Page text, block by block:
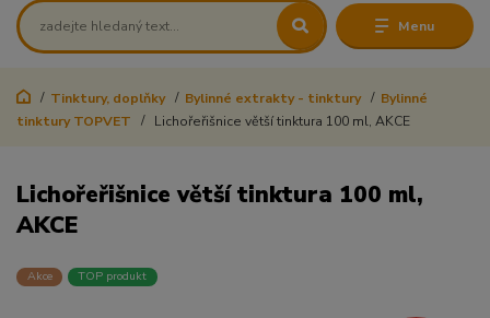
Menu
Tinktury, doplňky Bylinné extrakty - tinktury
Bylinné
tinktury TOPVET
Lichořeřišnice větší tinktura 100 ml, AKCE
Lichořeřišnice větší tinktura 100 ml,
AKCE
Akce TOP produkt